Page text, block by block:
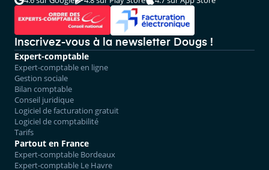
Inscrivez-vous à la newsletter Dougs !
Expert-comptable
Expert-comptable en ligne
Gestion sociale
Bilan comptable
Conseil juridique
Logiciel de facturation gratuit
Logiciel de comptabilité
Tarifs
Partout en France
Expert-comptable Bordeaux
Expert-comptable Le Havre